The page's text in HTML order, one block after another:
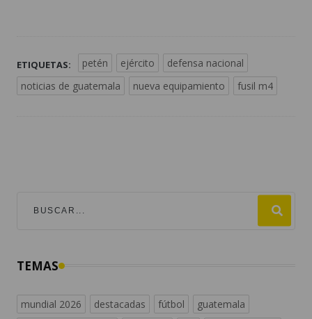
ETIQUETAS: petén ejército
defensa nacional
noticias de guatemala
nueva equipamiento fusil m4
TEMAS
mundial 2026 destacadas fútbol
guatemala